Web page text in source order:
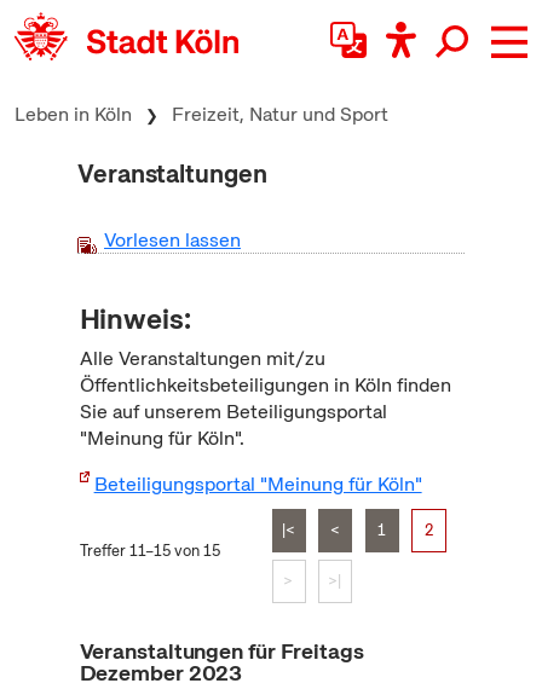
zum Inhalt springen
Leben in Köln Freizeit, Natur und Sport
Veranstaltungen
Vorlesen lassen
Hinweis:
Alle Veranstaltungen mit/zu
Öffentlichkeitsbeteiligungen in Köln finden
Sie auf unserem Beteiligungsportal
"Meinung für Köln".
Beteiligungsportal "Meinung für Köln"
Treffer 11–15 von 15
|< < 1 2
> >|
Veranstaltungen für Freitags
Dezember 2023